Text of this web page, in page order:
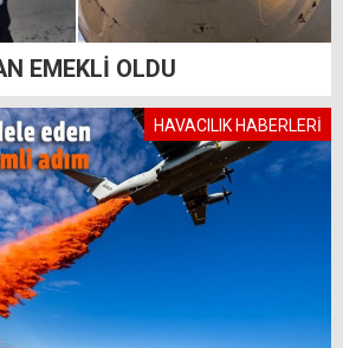
EMEKLİ OLDU
HAVACILIK HABERLERİ